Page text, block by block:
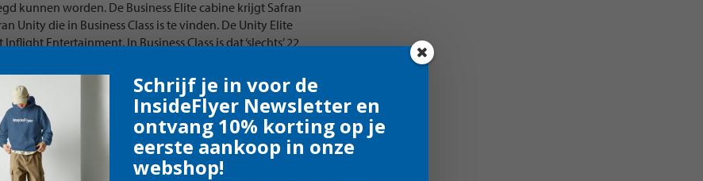
kunnen worden. De Business Elite cabine krijgt Safran
Unity die in Business Class is te vinden. De Unity Elite
Entertainment. In Business Class is dat ‘slechts’ 22
Class zijn er straks 24 stoelen, verdeeld over zes
Schrijf je in voor de
InsideFlyer Newsletter en
ontvang 10% korting op je
eerste aankoop in onze
webshop!